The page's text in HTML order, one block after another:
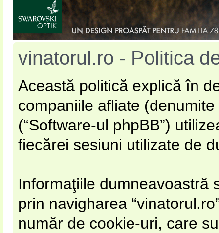
vinatorul.ro - Politica
Această politică explică în
companiile afliate
(“Software-ul phpBB”)
fiecărei sesiuni utilizate de
Informaţiile dumneavoastră
prin navigharea
număr de cookie-uri, care